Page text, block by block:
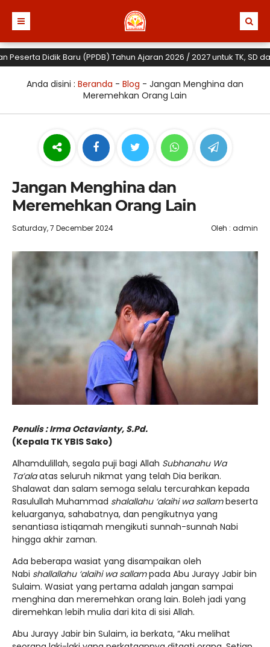
Didik Baru (PPDB) Tahun Ajaran 2026 / 2027 untuk TK, SD
Anda disini : Beranda - Blog - Jangan Menghina dan
Meremehkan Orang Lain
Jangan Menghina dan
Meremehkan Orang Lain
Saturday, 7 December 2024 Oleh : admin
Penulis : Irma Octavianty, S.Pd.
(Kepala TK YBIS Sako)
Alhamdulillah, segala puji bagi Allah Subhanahu Wa
Ta’alaatas seluruh nikmat yang telah Dia berikan.
Shalawat dan salam semoga selalu tercurahkan kepada
Rasulullah Muhammad shalallahu ‘alaihi wa sallambeserta
keluarganya, sahabatnya, dan pengikutnya yang
senantiasa istiqamah mengikuti sunnah-sunnah Nabi
hingga akhir zaman.
Ada beberapa wasiat yang disampaikan oleh
Nabi shallallahu ‘alaihi wa sallampada Abu Jurayy Jabir bin
Sulaim. Wasiat yang pertama adalah jangan sampai
menghina dan meremehkan orang lain. Boleh jadi yang
diremehkan lebih mulia dari kita di sisi Allah.
Abu Jurayy Jabir bin Sulaim, ia berkata, “Aku melihat